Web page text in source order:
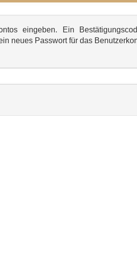
eingeben. Ein
neues Passwort für das